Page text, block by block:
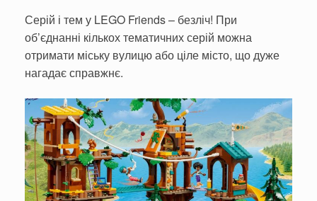
Серій і тем у LEGO Friends – безліч! При
об’єднанні кількох тематичних серій можна
отримати міську вулицю або ціле місто, що дуже
нагадає справжнє.